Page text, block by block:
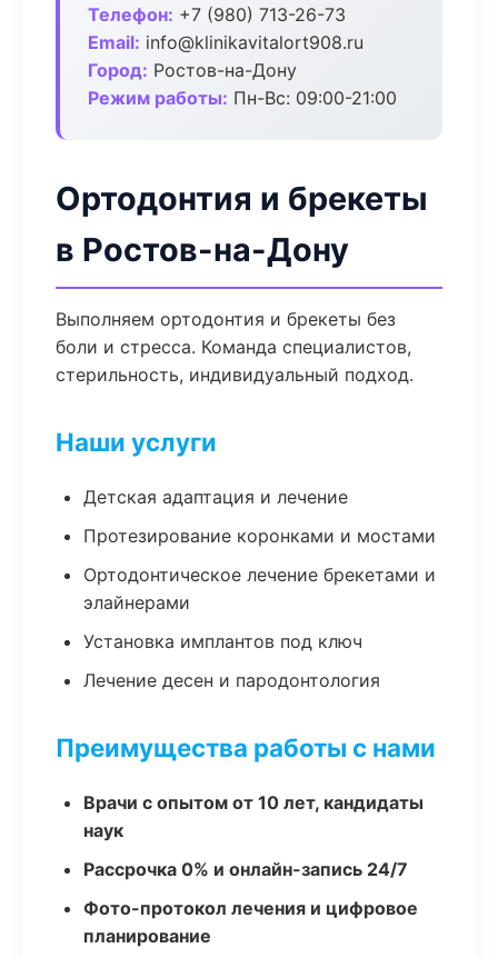
Телефон: +7 (980) 713-26-73
Email: info@klinikavitalort908.ru
Город: Ростов-на-Дону
Режим работы: Пн-Вс: 09:00-21:00
Ортодонтия и брекеты
в Ростов-на-Дону
Выполняем ортодонтия и брекеты без
боли и стресса. Команда специалистов,
стерильность, индивидуальный подход.
Наши услуги
Детская адаптация и лечение
Протезирование коронками и мостами
Ортодонтическое лечение брекетами и
элайнерами
Установка имплантов под ключ
Лечение десен и пародонтология
Преимущества работы с нами
Врачи с опытом от 10 лет, кандидаты
наук
Рассрочка 0% и онлайн-запись 24/7
Фото-протокол лечения и цифровое
планирование